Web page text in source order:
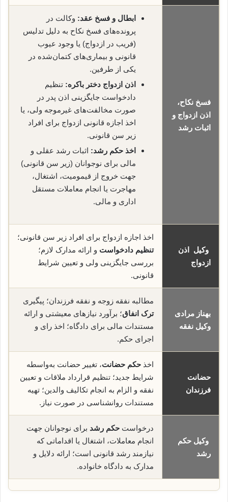
فسخ نکاح،
اذن ازدواج و
اثبات رشد
ابطال و فسخ عقد: وکالت در
پرونده‌های فسخ نکاح به دلیل تدلیس
(فریب در ازدواج) یا وجود عیوب
قانونی و بیماری‌های کتمان‌شده در
یکی از طرفین.
اذن ازدواج دختر باکره: تنظیم
دادخواست جایگزینی اذن پدر در
صورت مخالفت‌های غیرموجه ولی، یا
اخذ اجازه قانونی ازدواج برای افراد
زیر سن قانونی.
اخذ حکم رشد: اثبات رشد عقلی و
مالی برای نوجوانان (زیر سن قانونی)
جهت خروج از قیمومیت، اشتغال،
مهاجرت یا انجام معاملات مستقل
اداری و مالی.
وکیل اذن
ازدواج
اخذ اجازه ازدواج برای افراد زیر سن قانونی؛
تنظیم دادخواست و ارائه مدارک لازم؛
بررسی جایگزینی ولی و تعیین شرایط
قانونی.
بهناز مرادی
وکیل نفقه
مطالبه نفقه زوجه و نفقه فرزندان؛ پیگیری
ترک انفاق؛ برآورد نیازهای معیشتی و ارائه
مستندات مالی برای دادگاه؛ اخذ رای و
اجرای حکم.
حضانت
فرزندان
اخذ حکم حضانت، تغییر حضانت به‌واسطه
شرایط جدید؛ تنظیم قرارداد ملاقات و تعیین
نفقه و الزام به انجام تکالیف والدین؛ تهیه
مستندات روانشناسی در صورت نیاز.
وکیل حکم
رشد
درخواست حکم رشد برای نوجوانان جهت
انجام معاملات، اشتغال یا اقداماتی که
نیازمند رشد قانونی است؛ ارائه دلایل و
مدارک به دادگاه خانواده.